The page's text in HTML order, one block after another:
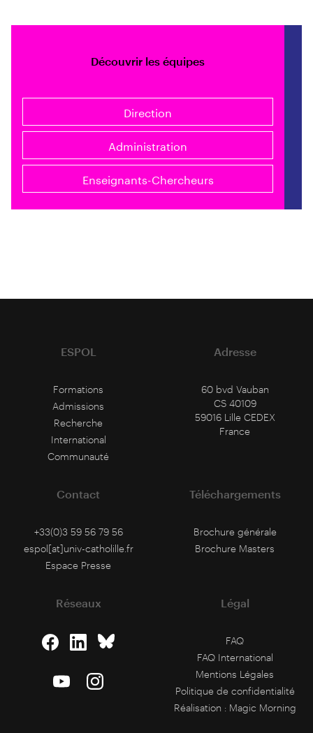
Découvrir les équipes
Direction
Administration
Enseignants-Chercheurs
ESPOL
Formations
Admissions
Recherche
International
Communauté
Adresse
60 bvd Vauban
CS 40109
59016 Lille CEDEX
France
Contact
+33(0)3 59 56 79 56
espol[at]univ-catholille.fr
Espace Presse
Téléchargements
Brochure générale
Brochure Masters
Réseaux Légal
FAQ
FAQ International
Mentions Légales
Politique de confidentialité
Réalisation : Magic Morning